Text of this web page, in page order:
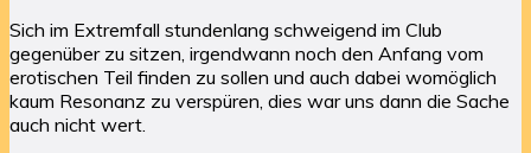
Sich im Extremfall stundenlang schweigend im Club
gegenüber zu sitzen, irgendwann noch den Anfang vom
erotischen Teil finden zu sollen und auch dabei womöglich
kaum Resonanz zu verspüren, dies war uns dann die Sache
auch nicht wert.